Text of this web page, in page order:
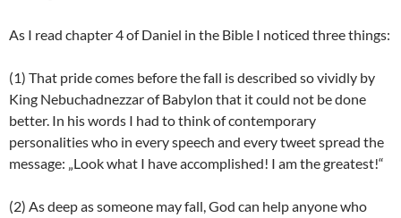
As I read chapter 4 of Daniel in the Bible I noticed three things:
(1) That pride comes before the fall is described so vividly by
King Nebuchadnezzar of Babylon that it could not be done
better. In his words I had to think of contemporary
personalities who in every speech and every tweet spread the
message: „Look what I have accomplished! I am the greatest!“
(2) As deep as someone may fall, God can help anyone who